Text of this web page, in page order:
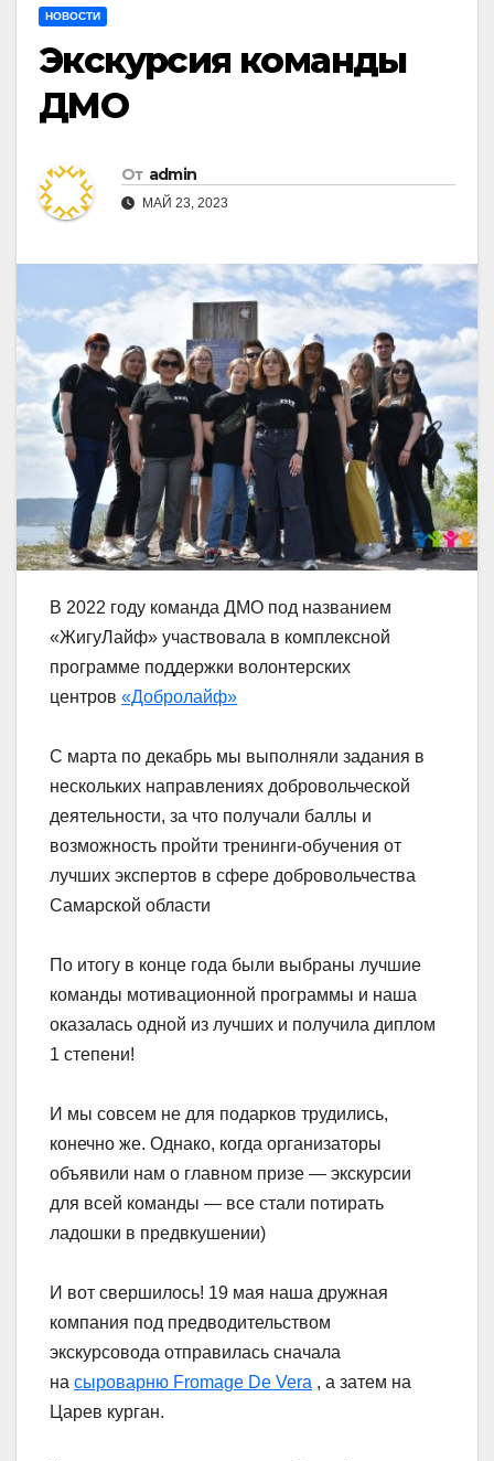
НОВОСТИ
Экскурсия команды
ДМО
От admin
МАЙ 23, 2023
В 2022 году команда ДМО под названием
«ЖигуЛайф» участвовала в комплексной
программе поддержки волонтерских
центров «Добролайф»
С марта по декабрь мы выполняли задания в
нескольких направлениях добровольческой
деятельности, за что получали баллы и
возможность пройти тренинги-обучения от
лучших экспертов в сфере добровольчества
Самарской области
По итогу в конце года были выбраны лучшие
команды мотивационной программы и наша
оказалась одной из лучших и получила диплом
1 степени!
И мы совсем не для подарков трудились,
конечно же. Однако, когда организаторы
объявили нам о главном призе — экскурсии
для всей команды — все стали потирать
ладошки в предвкушении)
И вот свершилось! 19 мая наша дружная
компания под предводительством
экскурсовода отправилась сначала
на сыроварню Fromage De Vera , а затем на
Царев курган.